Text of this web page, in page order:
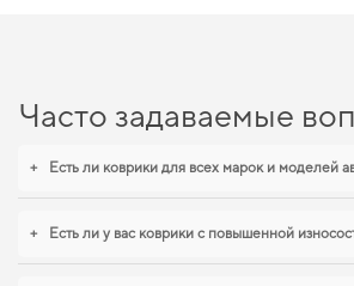
Часто задаваемые
+ Есть ли коврики для всех марок и моделей
+ Есть ли у вас коврики с повышенной